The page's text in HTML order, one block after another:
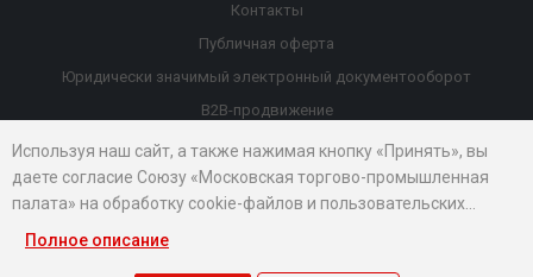
Контакты
Публичная оферта
Юридически значимый электронный документооборот
B2B-продвижение
Порекомендовать компанию
Онлайн выставки
Рейтинг компаний
Используя наш сайт, а также нажимая кнопку «Принять», вы
даете согласие Союзу «Московская торгово-промышленная
палата» на обработку cookie-файлов и пользовательских
данных...
Полное описание